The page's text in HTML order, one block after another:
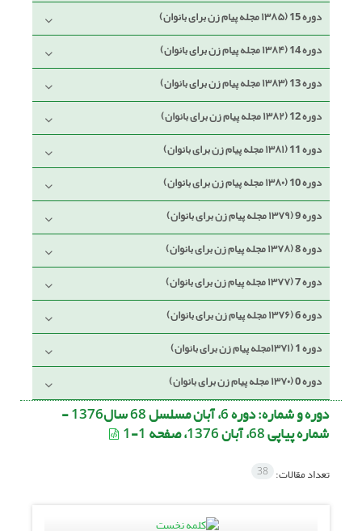
دوره 15 (۱۳۸۵ مجله پیام زن برای بانوان)
دوره 14 (۱۳۸۴ مجله پیام زن برای بانوان)
دوره 13 (۱۳۸۳ مجله پیام زن برای بانوان)
دوره 12 (۱۳۸۲ مجله پیام زن برای بانوان)
دوره 11 (۱۳۸۱ مجله پیام زن برای بانوان)
دوره 10 (۱۳۸۰ مجله پیام زن برای بانوان)
دوره 9 (۱۳۷۹ مجله پیام زن برای بانوان)
دوره 8 (۱۳۷۸ مجله پیام زن برای بانوان)
دوره 7 (۱۳۷۷ مجله پیام زن برای بانوان)
دوره 6 (۱۳۷۶ مجله پیام زن برای بانوان)
دوره 1 (۱۳۷۱مجله پیام زن برای بانوان)
دوره 0 (۱۳۷۰ مجله پیام زن برای بانوان)
دوره و شماره: دوره 6، آبان مسلسل 68 سال1376 -
شماره پیاپی 68، آبان 1376، صفحه 1-1
تعداد مقالات: 38